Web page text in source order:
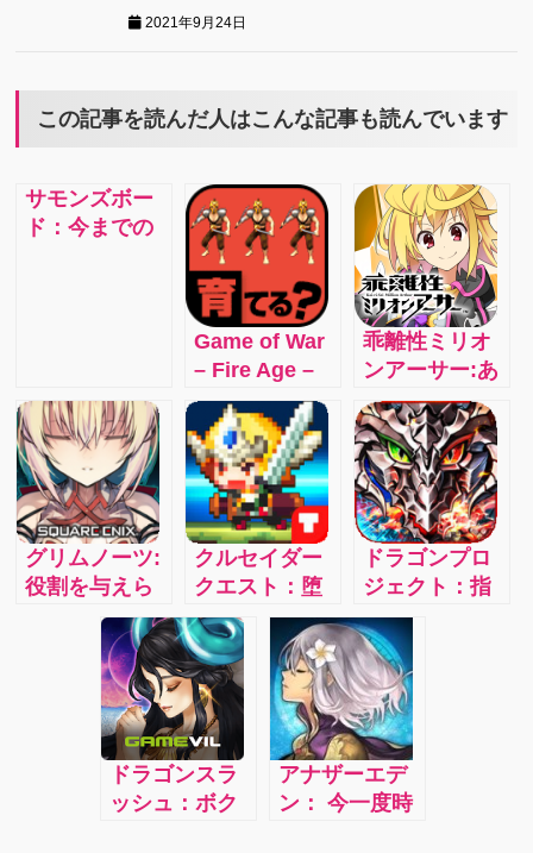
2021年9月24日
この記事を読んだ人はこんな記事も読んでいます
サモンズボー
ド：今までの
Game of War
– Fire Age –
PLAY FOR
FREE in the
most
addicting,
interactive
Action
Strategy
MMO GAME!
乖離性ミリオ
ンアーサー:あ
いつもこいつ
もみんなアー
サー！？100万
人のアーサー
達が奏でる、
たった一人の
王を目指す物
語ーーー 最大
4人協力プレイ
で楽しめるキ
ャラクターコ
マンドRPGが
登場！
グリムノーツ:
役割を与えら
れた主役と、
空っぽの脚本
をもった脇役
が紡ぐRPG
クルセイダー
クエスト：堕
落した女神た
ちを救い出す
主人公は君！
壮大なストー
リーでゲーム
をもっと楽し
もう！
ドラゴンプロ
ジェクト：指
一本で本格ア
クション！＆
オンライン共
闘バトル！ス
マホゲームの
歴史に、コロ
プラが新たな
１ページを刻
ドラゴンスラ
ッシュ：ボク
アナザーエデ
ン： 今一度時